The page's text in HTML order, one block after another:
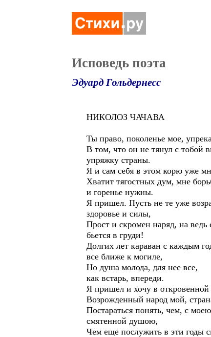
Исповедь поэта
Эдуард Гольдернесс
НИКОЛОЗ ЧАЧАВА
Ты право, поколенье мое,
В том, что он не тянул с тобой
упряжку страны.
Я и сам себя в этом корю уже
Хватит тягостных дум, мне
и горенье нужны.
Я пришел. Пусть не те уже
здоровье и силы,
Прост и скромен наряд, на ведь
бьется в груди!
Долгих лет караван с каждым
все ближе к могиле,
Но душа молода, для нее все,
как встарь, впереди.
Я пришел и хочу в откровенной
Возрожденный народ мой,
Постараться понять, чем, с моею
смятенной душою,
Чем еще послужить в эти годы